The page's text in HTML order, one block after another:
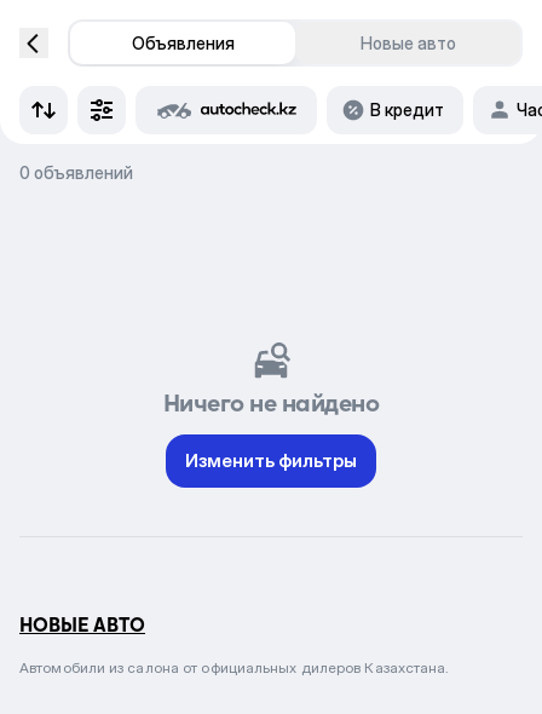
Объявления Новые авто
В кредит
0 объявлений
Ничего не найдено
Изменить фильтры
НОВЫЕ АВТО
Автомобили из салона от официальных дилеров Казахстана.